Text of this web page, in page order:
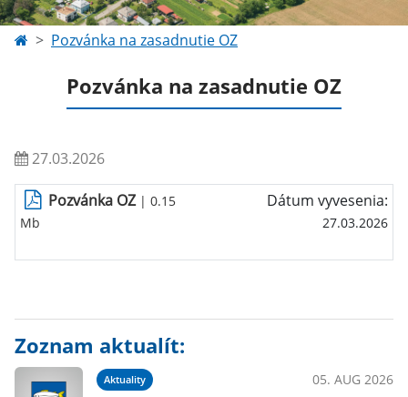
Pozvánka na zasadnutie OZ
Pozvánka na zasadnutie OZ
27.03.2026
Pozvánka OZ| 0.15
Mb
Dátum vyvesenia:
27.03.2026
Zoznam aktualít:
Aktuality 05. AUG 2026